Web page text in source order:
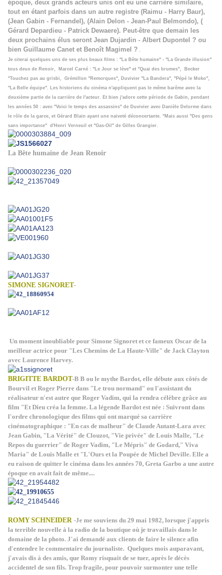
époque, deux grands acteurs unis ont eu une carrière similaire,
tout en étant parfois dans un autre registre (Raimu - Harry Baur),
(Jean Gabin - Fernandel), (Alain Delon - Jean-Paul Belmondo), (
Gérard Depardieu - Patrick Dewaere). Peut-être que demain les
deux prochains élus seront Jean Dujardin - Albert Dupontel ? ou
bien Guillaume Canet et Benoît Magimel ? .
Je citerai quelques uns de ses plus beaux films : "La Bête humaine" - "La Grande illusion"
tous deux de Renoir, Marcel Carné : "Le Jour se lève" et "Quai des brumes", Becker
"Touchez pas au grisbi, Grémillon "Remorques", Duvivier "La Bandera", "Pépé le Moko",
"La Belle équipe". Les historiens du cinéma n'appliquent pas le même barême avec la
deuxième partie de la carrière de l'acteur. Et bien j'adore cette période de Gabin, pendant
les années 50 : avec "Voici le temps des assassins" de Duvivier avec Danièle Delorme dans
le rôle de la garce, et Gérard Blain ayant une naiveté déconcertante. "Mais aussi "Des gens
sans importance" d'Henri Verneuil et "Gas-Oil" de Gilles Grangier.
La Bête humaine de Jean Renoir
SIMONE SIGNORET-
Un moment inoubliable pour Simone Signoret et ce fameux Oscar de la
meilleur actrice pour "Les Chemins de La Haute-Ville" de Jack Clayton
avec Laurence Harvey.
BRIGITTE BARDOT-B B ou le mythe Bardot, elle débute aux côtés de
Bourvil et Roger Pierre dans "Le trou normand" ou l'assistant du
réalisateur n'est autre que Roger Vadim, qui la rendra célèbre grâce au
film "Et Dieu créa la femme. La légende Bardot est née : Suivront dans
l'ordre chronologique des films qui ont marqué sa carrière
cinématographique : "En cas de malheur" de Claude Autant-Lara avec
Jean Gabin, "La Vérité" de Clouzot, "Vie privée" de Louis Malle, "Le
Repos du guerrier" de Roger Vadim, "Le Mépris" de Godard," Viva
Maria" de Louis Malle et "L'Ours et la Poupée de Michel Deville. Elle a
eu raison de quitter le cinéma dans les années 70, Greta Garbo a une autre
époque en avait fait de même....
ROMY SCHNEIDER -Je me souviens du 29 mai 1982, lorsque j'appris
la terrible nouvelle à la radio de la boutique où je travaillais dans le
domaine de la photo. J'ai demandé aux clients de faire le silence afin
d'entendre le commentaire du journaliste. Quelques mois auparavant,
j'avais dis à des amis, que Romy risquait de se tuer, après le décès
accidentel de son fils. Trop fragile, pour pouvoir surmonter une telle